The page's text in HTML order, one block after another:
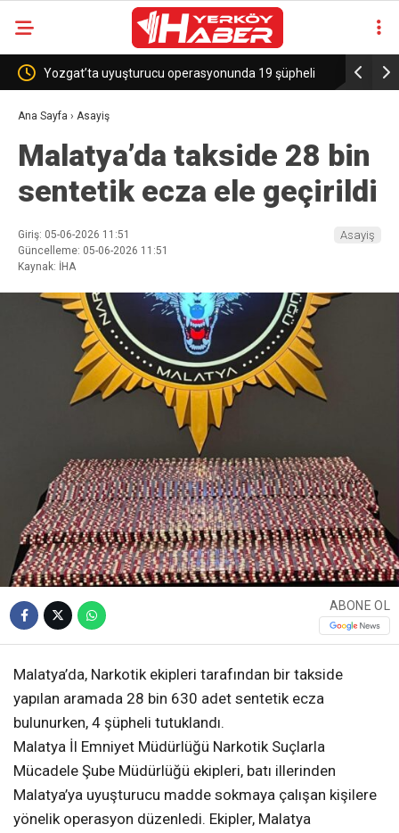
operasyonunda 19 şüpheli Sekili Köyü’ne Okul Müjdesi!
Ana Sayfa › Asayiş
Malatya’da takside 28 bin
sentetik ecza ele geçirildi
Giriş: 05-06-2026 11:51
Güncelleme: 05-06-2026 11:51
Kaynak: İHA
Asayiş
ABONE OL
Malatya’da, Narkotik ekipleri tarafından bir takside
yapılan aramada 28 bin 630 adet sentetik ecza
bulunurken, 4 şüpheli tutuklandı.
Malatya İl Emniyet Müdürlüğü Narkotik Suçlarla
Mücadele Şube Müdürlüğü ekipleri, batı illerinden
Malatya’ya uyuşturucu madde sokmaya çalışan kişilere
yönelik operasyon düzenledi. Ekipler, Malatya